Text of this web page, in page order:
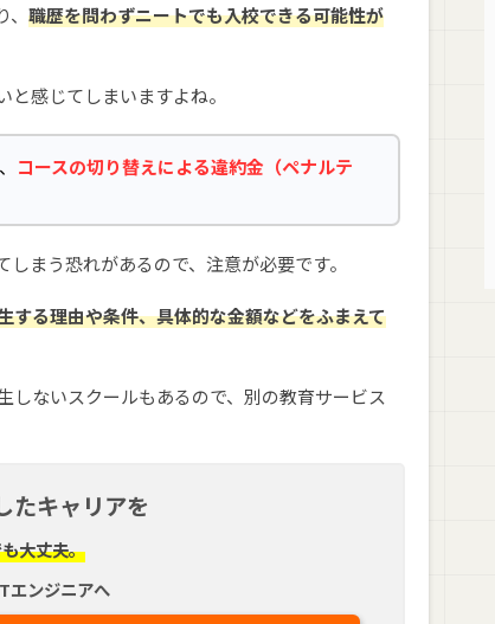
職歴を問わずニートでも入校できる可能性が
感じてしまいますよね。
コースの切り替えによる違約金（ペナルテ
まう恐れがあるので、注意が必要です。
する理由や条件、具体的な金額などをふまえて
ないスクールもあるので、別の教育サービス
たキャリアを
大丈夫。
エンジニアへ